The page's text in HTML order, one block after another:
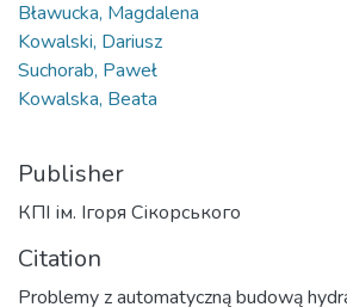
Bławucka, Magdalena
Kowalski, Dariusz
Suchorab, Paweł
Kowalska, Beata
Publisher
КПІ ім. Ігоря Сікорського
Citation
Problemy z automatyczną budową